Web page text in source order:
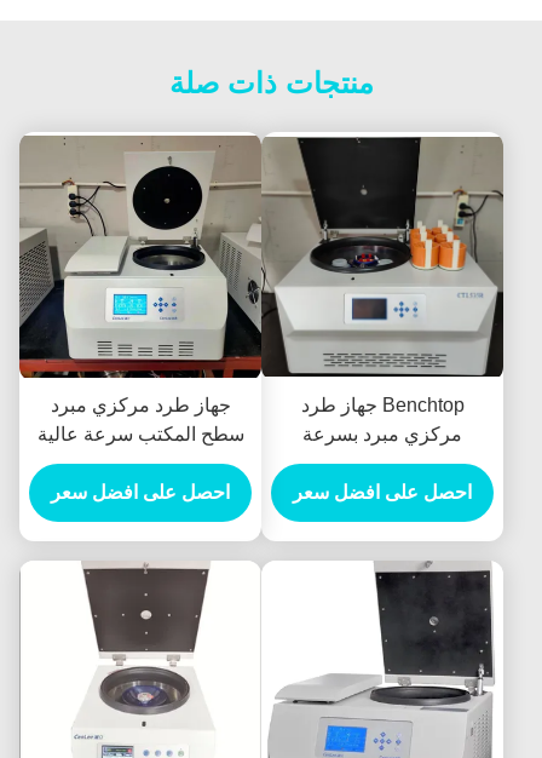
منتجات ذات صلة
Benchtop جهاز طرد
مركزي مبرد بسرعة
منخفضة 3000 مل جهاز
طرد مركزي لبنك الدم بحجم
كبير
احصل على افضل سعر
جهاز طرد مركزي مبرد
سطح المكتب سرعة عالية
18500r / دقيقة ، آلة الطرد
مختبر مختبر
احصل على افضل سعر